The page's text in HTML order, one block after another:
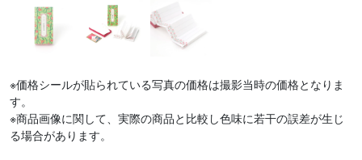
※価格シールが貼られている写真の価格は撮影当時の価格となりま
す。
※商品画像に関して、実際の商品と比較し色味に若干の誤差が生じ
る場合があります。